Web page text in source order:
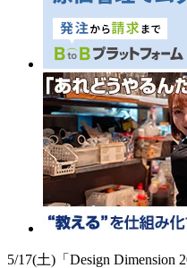
5/17(土)「Design